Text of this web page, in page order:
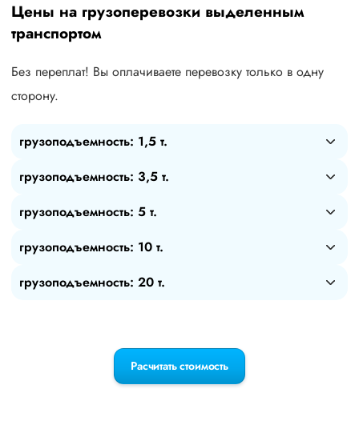
Цены на грузоперевозки выделенным
транспортом
Без переплат! Вы оплачиваете перевозку только в одну
сторону.
грузоподъемность: 1,5 т.
грузоподъемность: 3,5 т.
грузоподъемность: 5 т.
грузоподъемность: 10 т.
грузоподъемность: 20 т.
Расчитать стоимость